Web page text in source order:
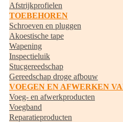
Afstrijkprofielen
TOEBEHOREN
Schroeven en pluggen
Akoestische tape
Wapening
Inspectieluik
Stucgereedschap
Gereedschap droge afbouw
VOEGEN EN AFWERKEN
Voeg- en afwerkproducten
Voegband
Reparatieproducten